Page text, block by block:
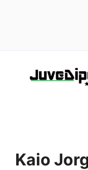
Kaio